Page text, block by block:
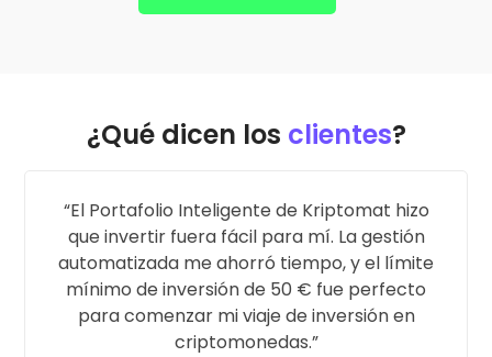
¿Qué dicen los clientes?
El Portafolio Inteligente de Kriptomat hizo
que invertir fuera fácil para mí. La gestión
automatizada me ahorró tiempo, y el límite
mínimo de inversión de 50 € fue perfecto
para comenzar mi viaje de inversión en
criptomonedas.